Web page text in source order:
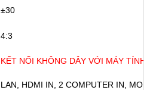
±30
4:3
KẾT NỐI KHÔNG DÂY VỚI MÁY
LAN, HDMI IN, 2 COMPUTER IN,